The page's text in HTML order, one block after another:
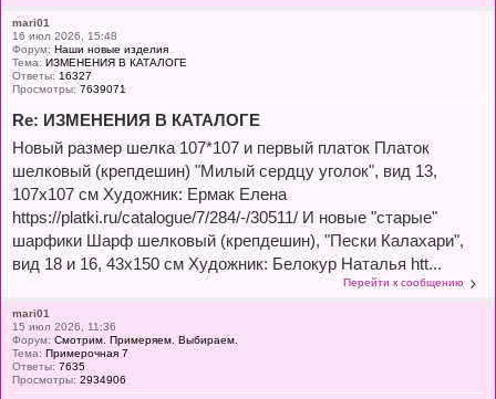
mari01
16 июл 2026, 15:48
Форум: Наши новые изделия
Тема: ИЗМЕНЕНИЯ В КАТАЛОГЕ
Ответы: 16327
Просмотры: 7639071
Re: ИЗМЕНЕНИЯ В КАТАЛОГЕ
Новый размер шелка 107*107 и первый платок Платок
шелковый (крепдешин) "Милый сердцу уголок", вид 13,
107х107 см Художник: Ермак Елена
https://platki.ru/catalogue/7/284/-/30511/ И новые "старые"
шарфики Шарф шелковый (крепдешин), "Пески Калахари",
вид 18 и 16, 43х150 см Художник: Белокур Наталья htt...
Перейти к сообщению
mari01
15 июл 2026, 11:36
Форум: Смотрим. Примеряем. Выбираем.
Тема: Примерочная 7
Ответы: 7635
Просмотры: 2934906